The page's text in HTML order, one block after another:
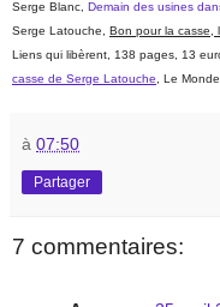
Serge Blanc, Demain des usines
Serge Latouche, Bon pour la casse,
Liens qui libèrent, 138 pages, 13
casse de Serge Latouche , Le
à 07:50
Partager
7 commentaires: